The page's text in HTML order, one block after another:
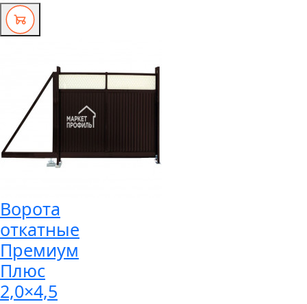
Ворота
откатные
Премиум
Плюс
2,0×4,5